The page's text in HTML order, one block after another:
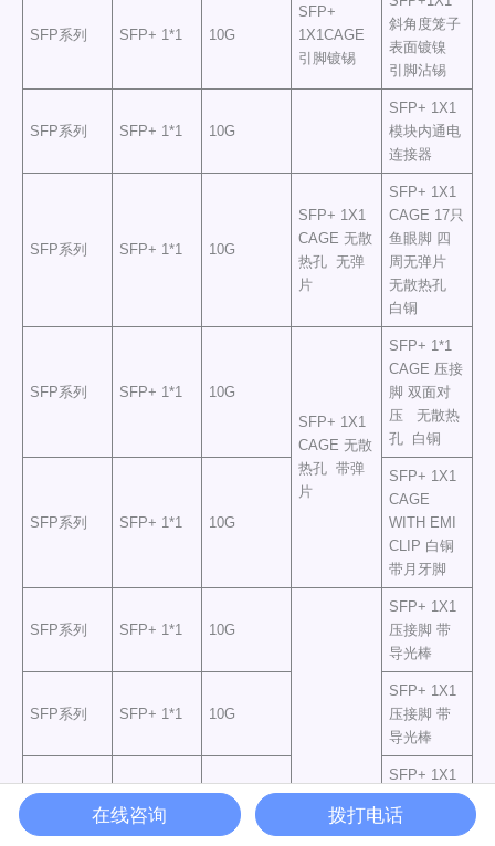
SFP系列 SFP+ 1*1 10G
SFP+
1X1CAGE
引脚镀锡
斜角度笼子
表面镀镍
引脚沾锡
SFP系列 SFP+ 1*1 10G
SFP+ 1X1
模块内通电
连接器
SFP系列 SFP+ 1*1 10G
SFP+ 1X1
CAGE 无散
热孔 无弹
片
SFP+ 1X1
CAGE 17只
鱼眼脚 四
周无弹片
无散热孔
白铜
SFP系列 SFP+ 1*1
10G
SFP+ 1X1
CAGE 无散
热孔 带弹
片
SFP+ 1*1
CAGE 压接
脚 双面对
压 无散热
孔 白铜
SFP系列 SFP+ 1*1 10G
SFP+ 1X1
CAGE
WITH EMI
CLIP 白铜
带月牙脚
SFP系列 SFP+ 1*1 10G
SFP+ 1X1
压接脚 带
导光棒
SFP系列 SFP+ 1*1 10G
SFP+ 1X1
压接脚 带
导光棒
SFP系列 SFP+ 1*1 10G
SFP+ 1X1
压接脚 白
铜 鱼眼脚
在线咨询 拨打电话